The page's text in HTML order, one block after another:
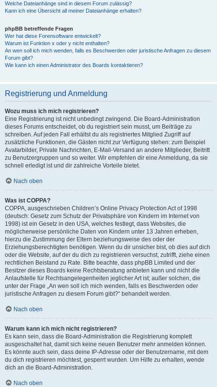
Welche Dateianhänge sind in diesem Forum zulässig?
Kann ich eine Übersicht all meiner Dateianhänge erhalten?
phpBB betreffende Fragen
Wer hat diese Forensoftware entwickelt?
Warum ist Funktion x oder y nicht enthalten?
An wen soll ich mich wenden, falls es Beschwerden oder juristische Anfragen zu diesem
Forum gibt?
Wie kann ich einen Administrator des Boards kontaktieren?
Registrierung und Anmeldung
Wozu muss ich mich registrieren?
Eine Registrierung ist nicht unbedingt zwingend. Die Board-Administration
dieses Forums entscheidet, ob du registriert sein musst, um Beiträge zu
schreiben. Auf jeden Fall erhältst du als registriertes Mitglied Zugriff auf
zusätzliche Funktionen, die Gästen nicht zur Verfügung stehen: zum Beispiel
Avatarbilder, Private Nachrichten, E-Mail-Versand an andere Mitglieder, Beitritt
zu Benutzergruppen und so weiter. Wir empfehlen dir eine Anmeldung, da sie
schnell erledigt ist und dir zahlreiche Vorteile bietet.
Nach oben
Was ist COPPA?
COPPA, ausgeschrieben Children’s Online Privacy Protection Act of 1998
(deutsch: Gesetz zum Schutz der Privatsphäre von Kindern im Internet von
1998) ist ein Gesetz in den USA, welches festlegt, dass Websites, die
möglicherweise persönliche Daten von Kindern unter 13 Jahren erheben,
hierzu die Zustimmung der Eltern beziehungsweise des oder der
Erziehungsberechtigten benötigen. Wenn du dir unsicher bist, ob dies auf dich
oder die Website, auf der du dich zu registrieren versuchst, zutrifft, ziehe einen
rechtlichen Beistand zu Rate. Bitte beachte, dass phpBB Limited und der
Besitzer dieses Boards keine Rechtsberatung anbieten kann und nicht die
Anlaufstelle für Rechtsangelegenheiten jeglicher Art ist; außer solchen, die
unter der Frage „An wen soll ich mich wenden, falls es Beschwerden oder
juristische Anfragen zu diesem Forum gibt?“ behandelt werden.
Nach oben
Warum kann ich mich nicht registrieren?
Es kann sein, dass die Board-Administration die Registrierung komplett
ausgeschaltet hat, damit sich keine neuen Benutzer mehr anmelden können.
Es könnte auch sein, dass deine IP-Adresse oder der Benutzername, mit dem
du dich registrieren möchtest, gesperrt wurden. Um Hilfe zu erhalten, wende
dich an die Board-Administration.
Nach oben